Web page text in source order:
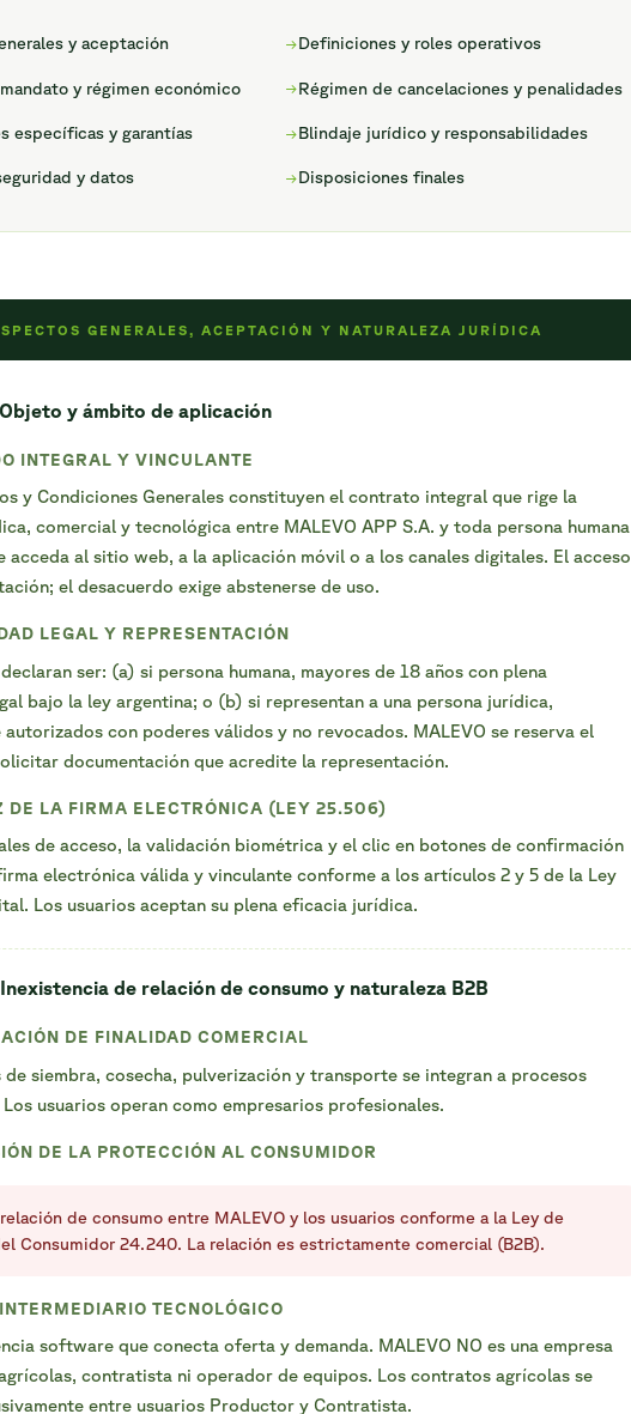
y aceptación Definiciones y roles operativos
y régimen económico Régimen de cancelaciones y penalidades
específicas y garantías Blindaje jurídico y responsabilidades
y datos Disposiciones finales
GENERALES, ACEPTACIÓN Y NATURALEZA JURÍDICA
y ámbito de aplicación
INTEGRAL Y VINCULANTE
y Condiciones Generales constituyen el contrato integral que rige la
comercial y tecnológica entre MALEVO APP S.A. y toda persona humana
acceda al sitio web, a la aplicación móvil o a los canales digitales. El acceso
el desacuerdo exige abstenerse de uso.
LEGAL Y REPRESENTACIÓN
ser: (a) si persona humana, mayores de 18 años con plena
bajo la ley argentina; o (b) si representan a una persona jurídica,
autorizados con poderes válidos y no revocados. MALEVO se reserva el
documentación que acredite la representación.
DE LA FIRMA ELECTRÓNICA (LEY 25.506)
de acceso, la validación biométrica y el clic en botones de confirmación
electrónica válida y vinculante conforme a los artículos 2 y 5 de la Ley
Los usuarios aceptan su plena eficacia jurídica.
de relación de consumo y naturaleza B2B
DE FINALIDAD COMERCIAL
de siembra, cosecha, pulverización y transporte se integran a procesos
usuarios operan como empresarios profesionales.
DE LA PROTECCIÓN AL CONSUMIDOR
de consumo entre MALEVO y los usuarios conforme a la Ley de
Consumidor 24.240. La relación es estrictamente comercial (B2B).
TECNOLÓGICO
software que conecta oferta y demanda. MALEVO NO es una empresa
contratista ni operador de equipos. Los contratos agrícolas se
entre usuarios Productor y Contratista.